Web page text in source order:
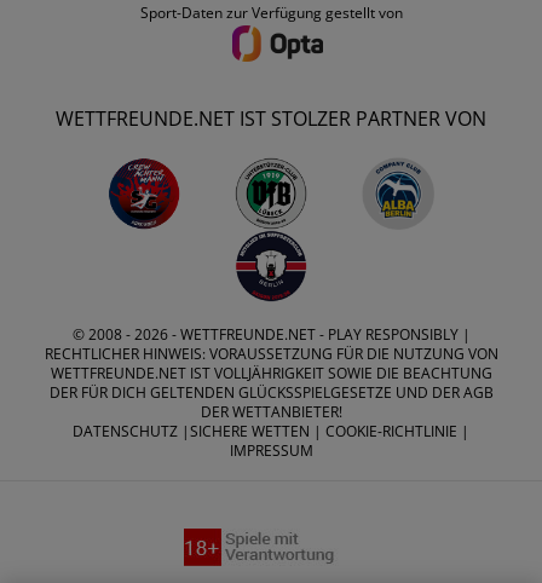
Sport-Daten zur Verfügung gestellt von
WETTFREUNDE.NET IST STOLZER PARTNER VON
© 2008 - 2026 -WETTFREUNDE.NET- PLAY RESPONSIBLY |
RECHTLICHER HINWEIS: VORAUSSETZUNG FÜR DIE NUTZUNG VON
WETTFREUNDE.NET IST VOLLJÄHRIGKEIT SOWIE DIE BEACHTUNG
DER FÜR DICH GELTENDEN GLÜCKSSPIELGESETZE UND DER AGB
DER WETTANBIETER!
DATENSCHUTZ |SICHERE WETTEN | COOKIE-RICHTLINIE |
IMPRESSUM